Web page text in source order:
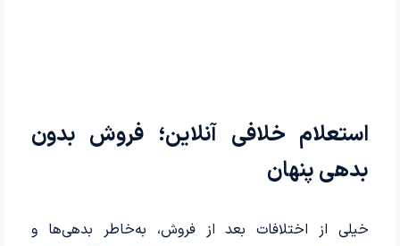
استعلام خلافی آنلاین؛ فروش بدون
بدهی پنهان
خیلی از اختلافات بعد از فروش، به‌خاطر بدهی‌ها و